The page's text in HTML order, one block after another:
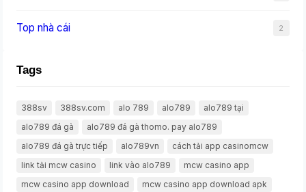
Top nhà cái 2
Tags
388sv 388sv.com alo 789 alo789
alo789 tại
alo789 đá gà
alo789 đá gà thomo. pay alo789
alo789 đá gà trực tiếp
alo789vn
cách tải app casinomcw
link tải mcw casino
link vào alo789
mcw casino app
mcw casino app download
mcw casino app download apk